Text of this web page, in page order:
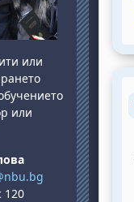
или
или
120